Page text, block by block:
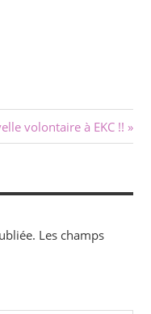
volontaire à EKC !!
Les champs